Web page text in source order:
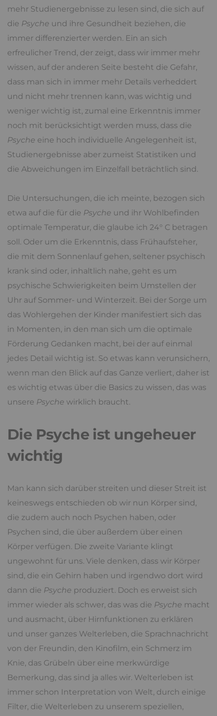
mehr Studienergebnisse zu lesen sind, die sich auf
die Psyche und ihre Gesundheit beziehen, die
immer differenzierter werden. Ein an sich
erfreulicher Trend, der zeigt, dass wir immer mehr
wissen, auf der anderen Seite besteht die Gefahr,
dass man sich in immer mehr Details verheddert
und nicht mehr trennen kann, was wichtig und
weniger wichtig ist, zumal eine Erkenntnis immer
noch mit berücksichtigt werden muss, dass die
Psyche eine hoch individuelle Angelegenheit ist,
Studienergebnisse aber zumeist Statistiken und
die Abweichungen im Einzelfall beträchtlich sind.
Die Untersuchungen, die ich meinte, bezogen sich
etwa auf die für die Psyche und ihr Wohlbefinden
optimale Temperatur, die glaube ich 24° C betragen
soll. Oder um die Erkenntnis, dass Frühaufsteher,
die mit dem Sonnenlauf gehen, seltener psychisch
krank sind oder, inhaltlich nahe, geht es um
psychische Schwierigkeiten beim Umstellen der
Uhr auf Sommer- und Winterzeit. Bei der Sorge um
das Wohlergehen der Kinder manifestiert sich das
in Momenten, in den man sich um die optimale
Förderung Gedanken macht, bei der auf einmal
jedes Detail wichtig ist. So etwas kann verunsichern,
wenn man den Blick auf das Ganze verliert, daher ist
es wichtig etwas über die Basics zu wissen, das was
unsere Psyche wirklich braucht.
Die Psyche ist ungeheuer
wichtig
Man kann sich darüber streiten und dieser Streit ist
keineswegs entschieden ob wir nun Körper sind,
die zudem auch noch Psychen haben, oder
Psychen sind, die über außerdem über einen
Körper verfügen. Die zweite Variante klingt
ungewohnt für uns. Viele denken, dass wir Körper
sind, die ein Gehirn haben und irgendwo dort wird
dann die Psyche produziert. Doch es erweist sich
immer wieder als schwer, das was die Psyche macht
und ausmacht, über Hirnfunktionen zu erklären
und unser ganzes Welterleben, die Sprachnachricht
von der Freundin, den Kinofilm, ein Schmerz im
Knie, das Grübeln über eine merkwürdige
Bemerkung, das sind ja alles wir. Welterleben ist
immer schon Interpretation von Welt, durch einige
Filter, die Welterleben zu unserem speziellen,